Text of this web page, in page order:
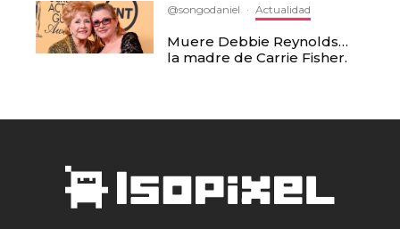
@songodaniel · Actualidad
Muere Debbie Reynolds…
la madre de Carrie Fisher.